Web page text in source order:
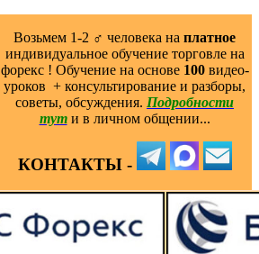
Возьмем 1-2 ‍♂️ человека на платное
индивидуальное обучение торговле на
форекс ! Обучение на основе 100видео-
уроков ️ + консультирование и разборы,
советы, обсуждения. Подробности
тут и в личном общении...
КОНТАКТЫ -